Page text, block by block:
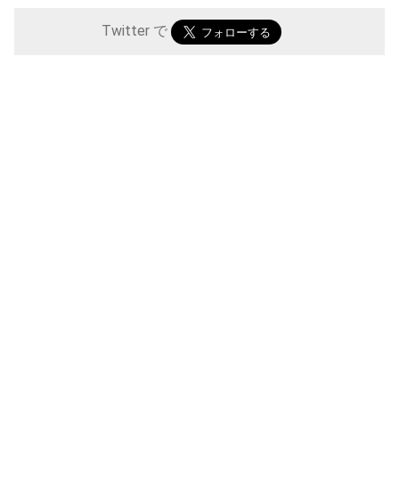
Twitter で